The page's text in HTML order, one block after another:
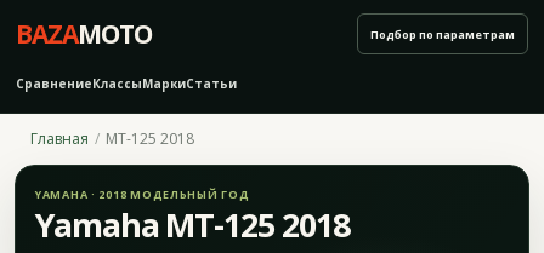
BAZAMOTO
СравнениеКлассыМаркиСтатьи
Подбор по параметрам
Главная MT-125 2018
YAMAHA · 2018 МОДЕЛЬНЫЙ ГОД
Yamaha MT-125 2018